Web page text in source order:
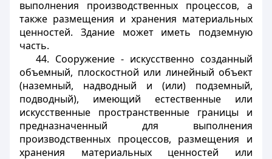
выполнения производственных процессов, а
также размещения и хранения материальных
ценностей. Здание может иметь подземную
часть.
44. Сооружение - искусственно созданный
объемный, плоскостной или линейный объект
(наземный, надводный и (или) подземный,
подводный), имеющий естественные или
искусственные пространственные границы и
предназначенный для выполнения
производственных процессов, размещения и
хранения материальных ценностей или